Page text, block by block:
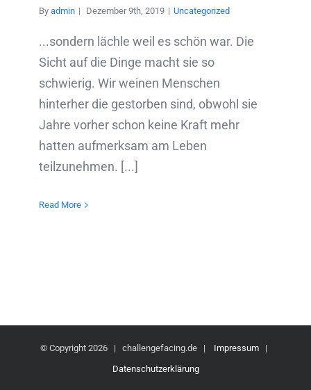
By admin | Dezember 9th, 2019 | Uncategorized
...sondern lächle weil es schön war. Die
Sicht auf die Dinge macht sie so
schwierig. Wir weinen Menschen
hinterher die gestorben sind, obwohl sie
Jahre vorher schon keine Kraft mehr
hatten aufmerksam am Leben
teilzunehmen. [...]
Read More
© Copyright 2026 | challengefacing.de | Impressum|
Datenschutzerklärung